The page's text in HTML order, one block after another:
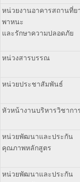
หน่วยงานอาคารสถานที่ย
พาหนะ
และรักษาความปลอดภัย
หน่วงสารบรรณ
หน่วยประชาสัมพันธ์
หัวหน้างานบริหารวิชากา
หน่วยพัฒนาและประกัน
คุณภาพหลักสูตร
หน่วยพัฒนาและประกัน